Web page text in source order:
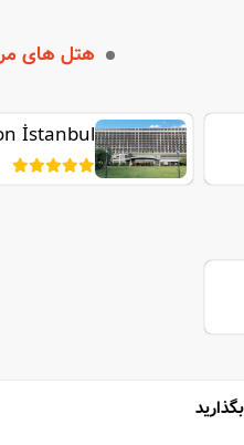
هتل های
İstanbul
Bosphorus